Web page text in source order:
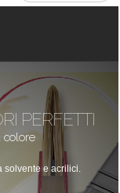
PERFETTI
colore
e acrilici.